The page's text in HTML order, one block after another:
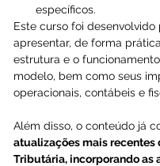
específicos.
Este curso foi desenvolvido
apresentar, de forma
estrutura e o
modelo, bem como seus
operacionais, contábeis e
Além disso, o conteúdo já
atualizações mais recentes
Tributária, incorporando as